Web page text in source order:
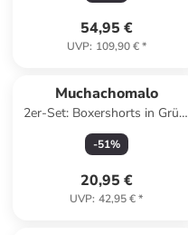
54,95 €
UVP: 109,90 €*
Muchachomalo
2er-Set: Boxershorts in Grün/
Pink
-51%
20,95 €
UVP: 42,95 €*